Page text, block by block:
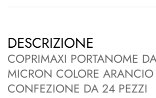
DESCRIZIONE
COPRIMAXI PORTANOME
MICRON COLORE ARANCIO
CONFEZIONE DA 24 PEZZI